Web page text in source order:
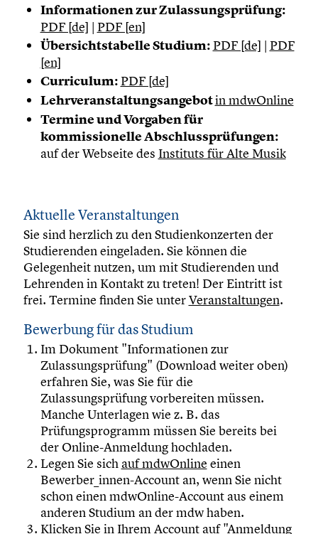
Informationen zur Zulassungsprüfung:
PDF [de] | PDF [en]
Übersichtstabelle Studium: PDF [de] | PDF
[en]
Curriculum: PDF [de]
Lehrveranstaltungsangebotin mdwOnline
Termine und Vorgaben für
kommissionelle Abschlussprüfungen:
auf der Webseite des Instituts für Alte Musik
Aktuelle Veranstaltungen
Sie sind herzlich zu den Studienkonzerten der
Studierenden eingeladen. Sie können die
Gelegenheit nutzen, um mit Studierenden und
Lehrenden in Kontakt zu treten! Der Eintritt ist
frei. Termine finden Sie unterVeranstaltungen.
Bewerbung für das Studium
Im Dokument "Informationen zur
Zulassungsprüfung" (Download weiter oben)
erfahren Sie, was Sie für die
Zulassungsprüfung vorbereiten müssen.
Manche Unterlagen wie z. B. das
Prüfungsprogramm müssen Sie bereits bei
der Online-Anmeldung hochladen.
Legen Sie sich auf mdwOnline einen
Bewerber_innen-Account an, wenn Sie nicht
schon einen mdwOnline-Account aus einem
anderen Studium an der mdw haben.
Klicken Sie in Ihrem Account auf "Anmeldung